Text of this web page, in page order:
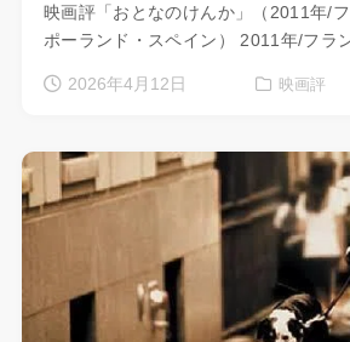
映画評「おとなのけんか」（2011年/
ポーランド・スペイン） 2011年/フラ
2026年4月12日 映画評